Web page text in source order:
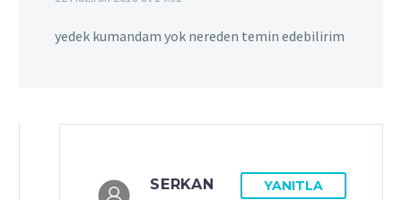
yedek kumandam yok nereden temin edebilirim
SERKAN YANITLA